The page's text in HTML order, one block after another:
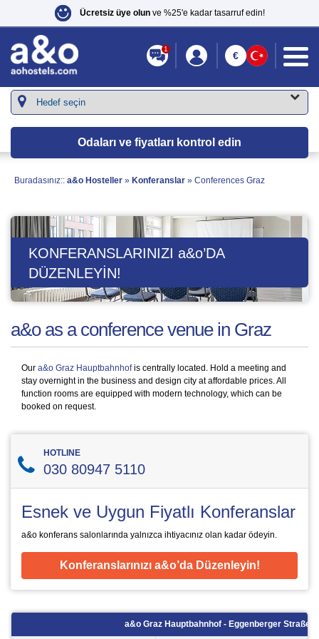
Ücretsiz üye olun ve %25'e kadar tasarruf edin!
1
€
Odaları ve fiyatları kontrol edin
Buradasınız:: a&o Hosteller » Konferanslar » Conferences Graz
KONFERANSLARINIZI a&o’DA
DÜZENLEYIN!
a&o as a conference venue in Graz
Our a&o Graz Hauptbahnhofis centrally located. Hold a meeting and
stay overnight in the business and design city at affordable prices. All
function rooms are equipped with modern technology, which can be
booked on request.
HOTLINE
030 80947 5110
Esnek ve Uygun Fiyatlı Konferanslar
a&o konferans salonlarında yalnızca ihtiyacınız olan kadar ödeyin.
Konferanslarınızı a&o’da Düzenleyin!
a&o Graz Hauptbahnhof - Eggenberger Straße 7